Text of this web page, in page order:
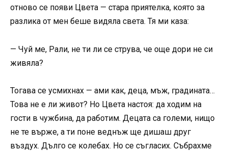
отново се появи Цвета — стара приятелка, която за
разлика от мен беше видяла света. Тя ми каза:
— Чуй ме, Рали, не ти ли се струва, че още дори не си
живяла?
Тогава се усмихнах — ами как, деца, мъж, градината…
Това не е ли живот? Но Цвета настоя: да ходим на
гости в чужбина, да работим. Децата са големи, нищо
не те върже, а ти поне веднъж ще дишаш друг
въздух. Дълго се колебах. Но се съгласих. Събрахме